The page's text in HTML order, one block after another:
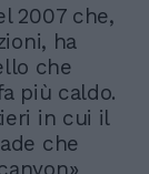
2007 che,
ha
che
più caldo.
in cui il
che